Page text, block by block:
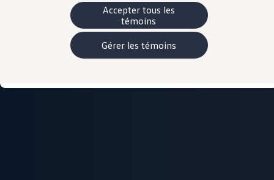
Accepter tous les
témoins
Gérer les témoins
Propriétaires et conducteurs
Au sujet de mon véhicule
Manuel et documentation du propriétaire
Voyants et témoins lumineux
Mises à jour du logiciel du véhicule
Rappels